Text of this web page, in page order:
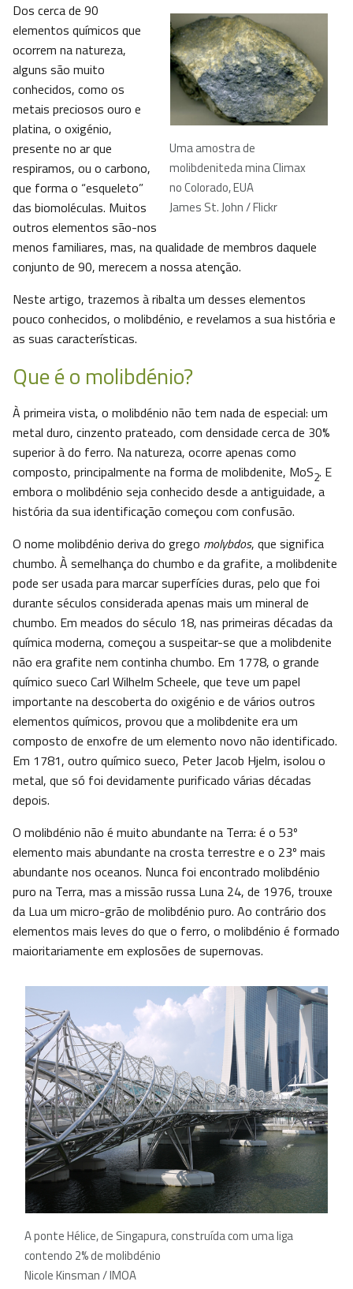
Uma amostra de
molibdeniteda mina Climax
no Colorado, EUA
James St. John / Flickr
Dos cerca de 90
elementos químicos que
ocorrem na natureza,
alguns são muito
conhecidos, como os
metais preciosos ouro e
platina, o oxigénio,
presente no ar que
respiramos, ou o carbono,
que forma o “esqueleto”
das biomoléculas. Muitos
outros elementos são-nos
menos familiares, mas, na qualidade de membros daquele
conjunto de 90, merecem a nossa atenção.
Neste artigo, trazemos à ribalta um desses elementos
pouco conhecidos, o molibdénio, e revelamos a sua história e
as suas características.
Que é o molibdénio?
À primeira vista, o molibdénio não tem nada de especial: um
metal duro, cinzento prateado, com densidade cerca de 30%
superior à do ferro. Na natureza, ocorre apenas como
composto, principalmente na forma de molibdenite, MoS2. E
embora o molibdénio seja conhecido desde a antiguidade, a
história da sua identificação começou com confusão.
O nome molibdénio deriva do grego molybdos, que significa
chumbo. À semelhança do chumbo e da grafite, a molibdenite
pode ser usada para marcar superfícies duras, pelo que foi
durante séculos considerada apenas mais um mineral de
chumbo. Em meados do século 18, nas primeiras décadas da
química moderna, começou a suspeitar-se que a molibdenite
não era grafite nem continha chumbo. Em 1778, o grande
químico sueco Carl Wilhelm Scheele, que teve um papel
importante na descoberta do oxigénio e de vários outros
elementos químicos, provou que a molibdenite era um
composto de enxofre de um elemento novo não identificado.
Em 1781, outro químico sueco, Peter Jacob Hjelm, isolou o
metal, que só foi devidamente purificado várias décadas
depois.
O molibdénio não é muito abundante na Terra: é o 53º
elemento mais abundante na crosta terrestre e o 23º mais
abundante nos oceanos. Nunca foi encontrado molibdénio
puro na Terra, mas a missão russa Luna 24, de 1976, trouxe
da Lua um micro-grão de molibdénio puro. Ao contrário dos
elementos mais leves do que o ferro, o molibdénio é formado
maioritariamente em explosões de supernovas.
A ponte Hélice, de Singapura, construída com uma liga
contendo 2% de molibdénio
Nicole Kinsman / IMOA